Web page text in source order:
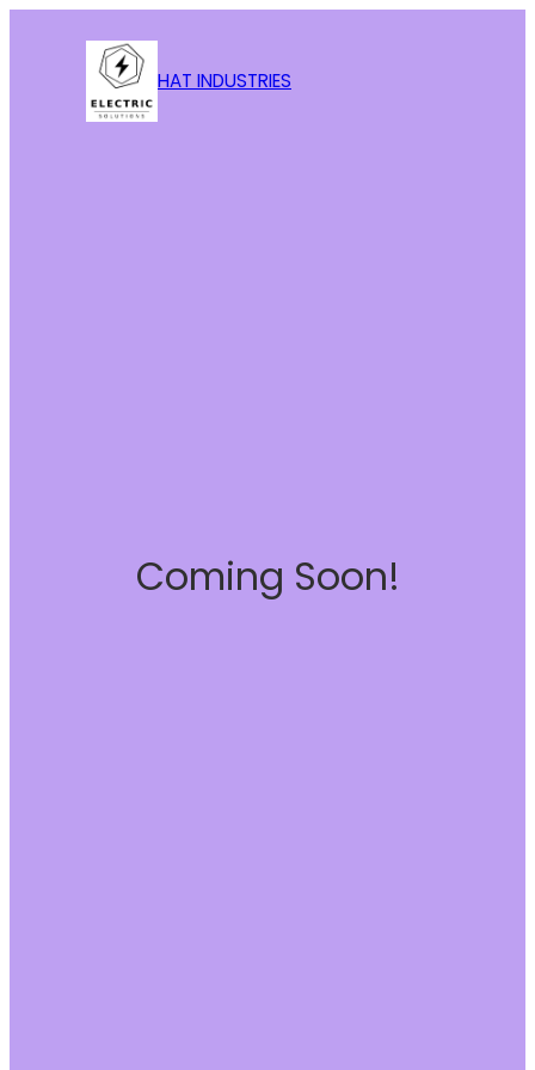
HAT INDUSTRIES
Coming Soon!